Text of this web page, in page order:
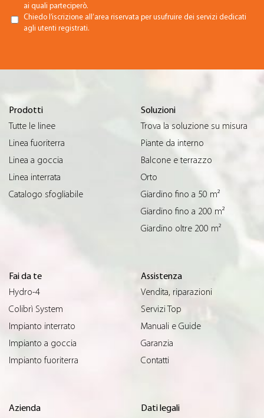
ai quali parteciperò.
Chiedo l’iscrizione all’area riservata per usufruire dei servizi dedicati
agli utenti registrati.
Prodotti
Tutte le linee
Linea fuoriterra
Linea a goccia
Linea interrata
Catalogo sfogliabile
Soluzioni
Trova la soluzione su misura
Piante da interno
Balcone e terrazzo
Orto
Giardino fino a 50 m²
Giardino fino a 200 m²
Giardino oltre 200 m²
Fai da te
Hydro-4
Colibrì System
Impianto interrato
Impianto a goccia
Impianto fuoriterra
Assistenza
Vendita, riparazioni
Servizi Top
Manuali e Guide
Garanzia
Contatti
Azienda
Dati legali